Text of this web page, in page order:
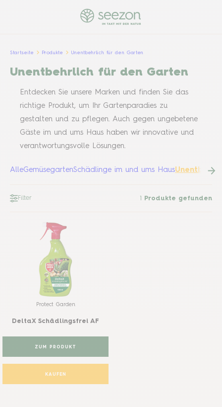
Startseite Produkte Unentbehrlich für den Garten
Unentbehrlich für den Garten
Entdecken Sie unsere Marken und finden Sie das
richtige Produkt, um Ihr Gartenparadies zu
gestalten und zu pflegen. Auch gegen ungebetene
Gäste im und ums Haus haben wir innovative und
verantwortungsvolle Lösungen.
AlleGemüsegartenSchädlinge im und ums Haus
Filter 1 Produkte gefunden
Protect Garden
DeltaX Schädlingsfrei AF
ZUM PRODUKT
KAUFEN